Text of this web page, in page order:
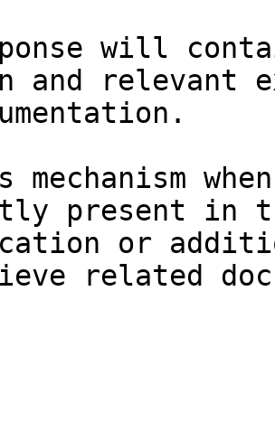
will
and relevant
mechanism
present in
or